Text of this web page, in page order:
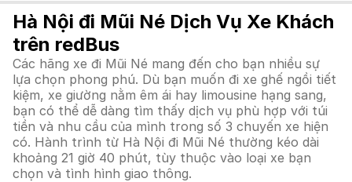
Hà Nội đi Mũi Né Dịch Vụ Xe Khách
trên redBus
Các hãng xe đi Mũi Né mang đến cho bạn nhiều sự
lựa chọn phong phú. Dù bạn muốn đi xe ghế ngồi tiết
kiệm, xe giường nằm êm ái hay limousine hạng sang,
bạn có thể dễ dàng tìm thấy dịch vụ phù hợp với túi
tiền và nhu cầu của mình trong số 3 chuyến xe hiện
có. Hành trình từ Hà Nội đi Mũi Né thường kéo dài
khoảng 21 giờ 40 phút, tùy thuộc vào loại xe bạn
chọn và tình hình giao thông.